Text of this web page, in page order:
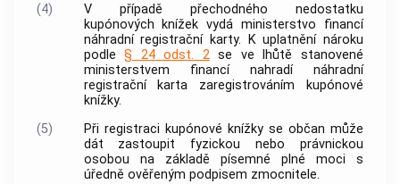
(4)
V případě přechodného nedostatku
kupónových knížek vydá ministerstvo financí
náhradní registrační karty. K uplatnění nároku
podle§ 24 odst. 2se ve lhůtě stanovené
ministerstvem financí nahradí náhradní
registrační karta zaregistrováním kupónové
knížky.
(5)
Při registraci kupónové knížky se občan může
dát zastoupit fyzickou nebo právnickou
osobou na základě písemné plné moci s
úředně ověřeným podpisem zmocnitele.